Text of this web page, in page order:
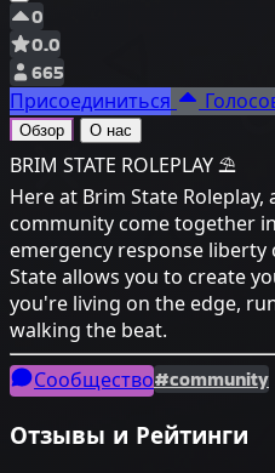
0
0.0
665
Присоединиться
Обзор О нас
BRIM STATE ROLEPLAY ⛱️
Here at Brim State
community come together
emergency response liberty
State allows you to create
you're living on the edge,
walking the beat.
Сообщество#community
Отзывы и Рейтинги